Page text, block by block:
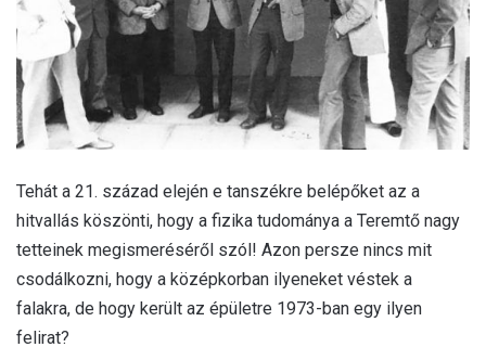
Tehát a 21. század elején e tanszékre belépőket az a
hitvallás köszönti, hogy a fizika tudománya a Teremtő nagy
tetteinek megismeréséről szól! Azon persze nincs mit
csodálkozni, hogy a középkorban ilyeneket véstek a
falakra, de hogy került az épületre 1973-ban egy ilyen
felirat?